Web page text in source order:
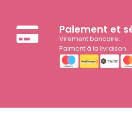
Paiement et
Virement bancaire.
Paiment à la livraison